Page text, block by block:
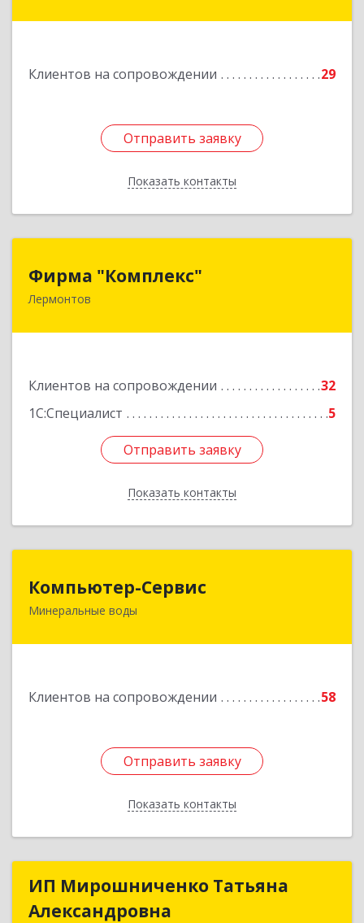
Клиентов на сопровождении 29
Отправить заявку
Показать контакты
Отправить заявку
Назад
Фирма "Комплекс"
Лермонтов
Клиентов на сопровождении
32
1С:Специалист
5
Отправить заявку
Показать контакты
357348, Ставропольский край, Лермонтов г,
Отправить заявку
Назад
Компьютер-Сервис
Минеральные воды
Клиентов на сопровождении 58
Отправить заявку
Показать контакты
357202, Ставропольский край, Минеральные
Отправить заявку
Назад
ИП Мирошниченко Татьяна
Александровна
ИП Мирошниченко Татьяна